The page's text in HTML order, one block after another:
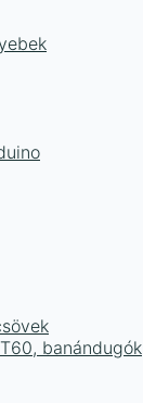
banándugók